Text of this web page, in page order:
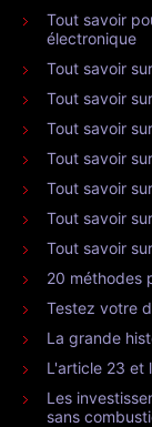
Tout savoir
électronique
Tout savoir
Tout savoir
Tout savoir
Tout savoir
Tout savoir
Tout savoir
Tout savoir
20 méthodes
Testez votre
La grande
L'article 23 et
Les
sans